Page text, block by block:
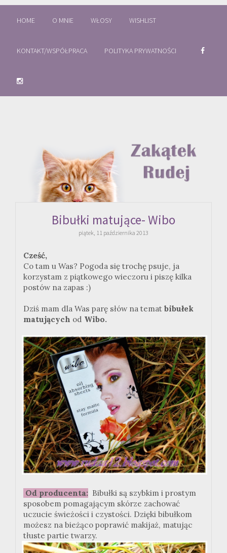
HOME O MNIE WŁOSY WISHLIST
KONTAKT/WSPÓŁPRACA POLITYKA PRYWATNOŚCI
Bibułki matujące- Wibo
piątek, 11 października 2013
Cześć,
Co tam u Was? Pogoda się trochę psuje, ja
korzystam z piątkowego wieczoru i piszę kilka
postów na zapas :)
Dziś mam dla Was parę słów na temat bibułek
matujących od Wibo.
Od producenta: Bibułki są szybkim i prostym
sposobem pomagającym skórze zachować
uczucie świeżości i czystości. Dzięki bibułkom
możesz na bieżąco poprawić makijaż, matując
tłuste partie twarzy.